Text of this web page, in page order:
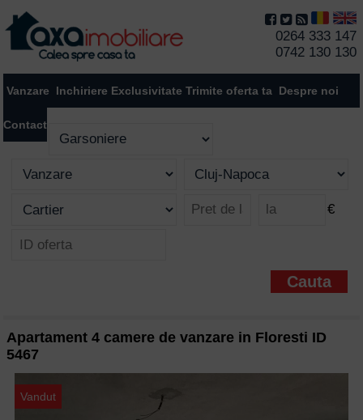
0264 333 147
0742 130 130
Vanzare Inchiriere Exclusivitate Trimite oferta ta Despre noi
Contact
€
Apartament 4 camere de vanzare in Floresti ID
5467
Vandut